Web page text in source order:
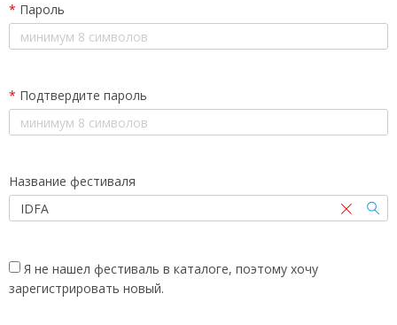
* Пароль
* Подтвердите пароль
Название фестиваля
Я не нашел фестиваль в каталоге, поэтому хочу
зарегистрировать новый.